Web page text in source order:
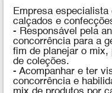
Empresa
calçados e
- Responsável pela
concorrência para a
fim de planejar o
de coleções.
- Acompanhar e ter
concorrência e